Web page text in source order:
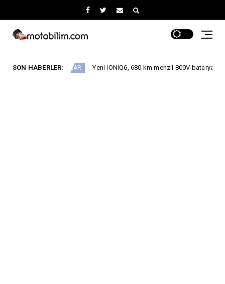
SON HABERLER:
ARAÇLAR Yeni IONIQ6, 680 km menzil 800V batarya mimarisiyle